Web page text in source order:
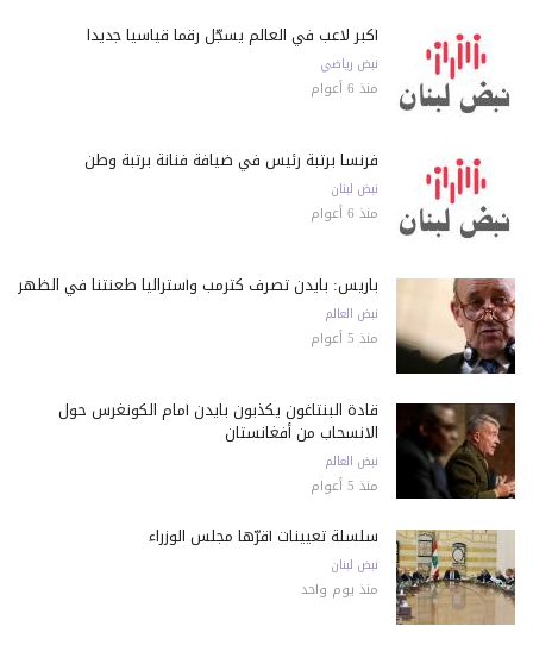
أكبر لاعب في العالم يسجّل رقماً قياسياً جديداً
نبض رياضي
منذ 6 أعوام
فرنسا برتبة رئيس في ضيافة فنانة برتبة وطن
نبض لبنان
منذ 6 أعوام
باريس: بايدن تصرف كترمب وأستراليا طعنتنا في الظهر
نبض العالم
منذ 5 أعوام
قادة البنتاغون يكذبون بايدن أمام الكونغرس حول
الانسحاب من أفغانستان
نبض العالم
منذ 5 أعوام
سلسلة تعيينات أقرّها مجلس الوزراء
نبض لبنان
منذ يوم واحد